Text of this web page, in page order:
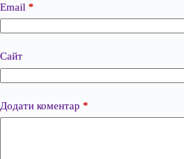
Email *
Сайт
Додати коментар *